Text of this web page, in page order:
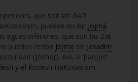
que son las GAR
pueden recibir Jojmá
aguas inferiores, que son las Zat
pueden recibir Jojmá sin Jasadim
(‘Jóshej’). Así, la ‘parojet’
y el Kodesh HaKodashim.